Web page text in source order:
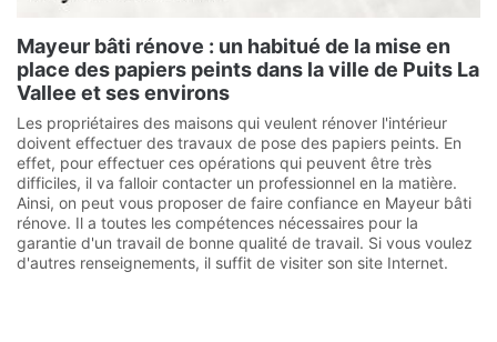
Mayeur bâti rénove : un habitué de la mise en
place des papiers peints dans la ville de Puits La
Vallee et ses environs
Les propriétaires des maisons qui veulent rénover l'intérieur
doivent effectuer des travaux de pose des papiers peints. En
effet, pour effectuer ces opérations qui peuvent être très
difficiles, il va falloir contacter un professionnel en la matière.
Ainsi, on peut vous proposer de faire confiance en Mayeur bâti
rénove. Il a toutes les compétences nécessaires pour la
garantie d'un travail de bonne qualité de travail. Si vous voulez
d'autres renseignements, il suffit de visiter son site Internet.